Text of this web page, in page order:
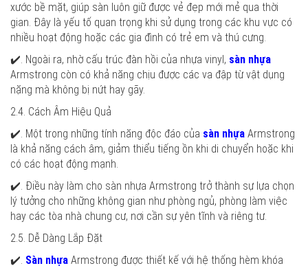
xước bề mặt, giúp sàn luôn giữ được vẻ đẹp mới mẻ qua thời
gian. Đây là yếu tố quan trọng khi sử dụng trong các khu vực có
nhiều hoạt động hoặc các gia đình có trẻ em và thú cưng.
✔️. Ngoài ra, nhờ cấu trúc đàn hồi của nhựa vinyl, sàn nhựa
Armstrong còn có khả năng chịu được các va đập từ vật dụng
nặng mà không bị nứt hay gãy.
2.4. Cách Âm Hiệu Quả
✔️. Một trong những tính năng độc đáo của sàn nhựa Armstrong
là khả năng cách âm, giảm thiểu tiếng ồn khi di chuyển hoặc khi
có các hoạt động mạnh.
✔️. Điều này làm cho sàn nhựa Armstrong trở thành sự lựa chọn
lý tưởng cho những không gian như phòng ngủ, phòng làm việc
hay các tòa nhà chung cư, nơi cần sự yên tĩnh và riêng tư.
2.5. Dễ Dàng Lắp Đặt
✔️. Sàn nhựa Armstrong được thiết kế với hệ thống hèm khóa